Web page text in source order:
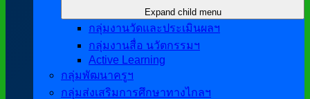
Expand child menu
กลุ่มงานวัดและประเมินผลฯ
กลุ่มงานสื่อ นวัตกรรมฯ
Active Learning
กลุ่มพัฒนาครูฯ
กลุ่มส่งเสริมการศึกษาทางไกลฯ